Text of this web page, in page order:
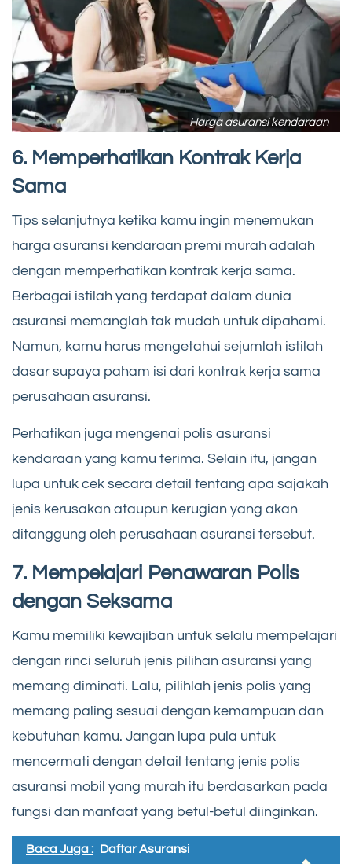
Harga asuransi kendaraan
6. Memperhatikan Kontrak Kerja
Sama
Tips selanjutnya ketika kamu ingin menemukan
harga asuransi kendaraan premi murah adalah
dengan memperhatikan kontrak kerja sama.
Berbagai istilah yang terdapat dalam dunia
asuransi memanglah tak mudah untuk dipahami.
Namun, kamu harus mengetahui sejumlah istilah
dasar supaya paham isi dari kontrak kerja sama
perusahaan asuransi.
Perhatikan juga mengenai polis asuransi
kendaraan yang kamu terima. Selain itu, jangan
lupa untuk cek secara detail tentang apa sajakah
jenis kerusakan ataupun kerugian yang akan
ditanggung oleh perusahaan asuransi tersebut.
7. Mempelajari Penawaran Polis
dengan Seksama
Kamu memiliki kewajiban untuk selalu mempelajari
dengan rinci seluruh jenis pilihan asuransi yang
memang diminati. Lalu, pilihlah jenis polis yang
memang paling sesuai dengan kemampuan dan
kebutuhan kamu. Jangan lupa pula untuk
mencermati dengan detail tentang jenis polis
asuransi mobil yang murah itu berdasarkan pada
fungsi dan manfaat yang betul-betul diinginkan.
Baca Juga : Daftar Asuransi